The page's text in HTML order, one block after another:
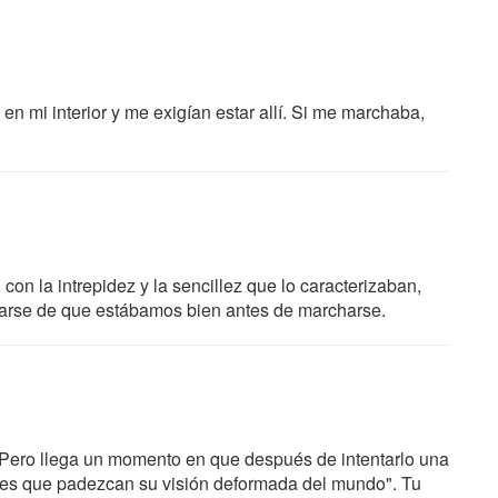
mi interior y me exigían estar allí. Si me marchaba,
la intrepidez y la sencillez que lo caracterizaban,
de que estábamos bien antes de marcharse.
llega un momento en que después de intentarlo una
que padezcan su visión deformada del mundo". Tu